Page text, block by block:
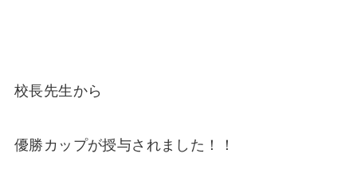
校長先生から
優勝カップが授与されました！！